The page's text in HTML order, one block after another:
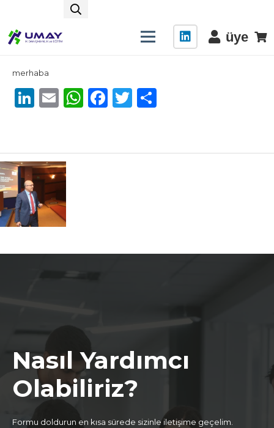
üye
merhaba
LinkedIn
Email
WhatsApp
Facebook
Twitter
Share
Nasıl Yardımcı
Olabiliriz?
Formu doldurun en kısa sürede sizinle iletişime geçelim.